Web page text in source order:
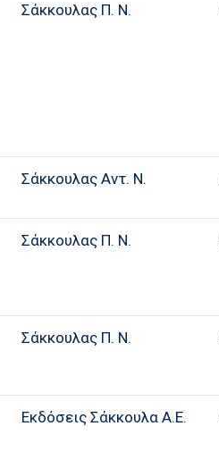
Σάκκουλας Π. Ν.
Σάκκουλας Αντ. Ν.
Σάκκουλας Π. Ν.
Σάκκουλας Π. Ν.
Εκδόσεις Σάκκουλα Α.Ε.